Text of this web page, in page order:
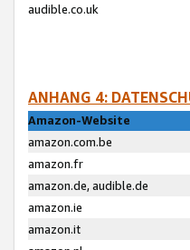
audible.co.uk
ANHANG 4:
Amazon-Website
amazon.com.be
amazon.fr
amazon.de, audible.de
amazon.ie
amazon.it